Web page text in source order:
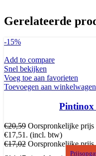
Gerelateerde
-15%
Add to compare
Snel bekijken
Voeg toe aan favorieten
Toevoegen aan winkelwagen
Pintinox
€20,59 Oorspronkelijke prijs
€17,51. (incl. btw)
€17,02 Oorspronkelijke prijs